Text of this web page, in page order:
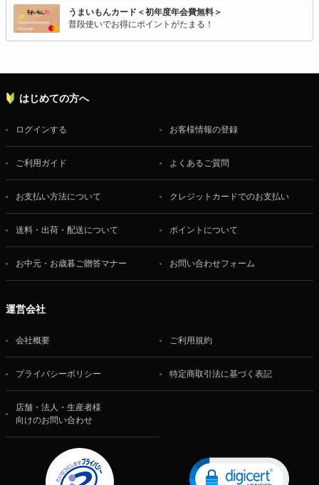
うまいもんカード＜初年度年会費無料＞
普段使いでお得にポイントがたまる！
はじめての方へ
ログインする お客様情報の登録
ご利用ガイド よくあるご質問
お支払い方法について クレジットカードでのお支払い
送料・出荷・配送について ポイントについて
お中元・お歳暮ご贈答マナー お問い合わせフォーム
運営会社
会社概要 ご利用規約
プライバシーポリシー 特定商取引法に基づく表記
店舗・法人・生産者様
向けのお問い合わせ